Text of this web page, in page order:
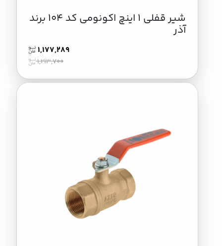
شیر قفلی 1 اینچ اکونومی کد 104 برند
آذر
1,177,289
1,213,700